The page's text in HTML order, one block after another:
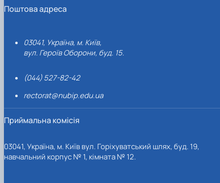
Поштова адреса
03041, Україна, м. Київ,
вул. Героїв Оборони, буд. 15.
(044) 527-82-42
rectorat@nubip.edu.ua
Приймальна комісія
03041, Україна, м. Київ вул. Горіхуватський шлях, буд. 19,
навчальний корпус № 1, кімната № 12.